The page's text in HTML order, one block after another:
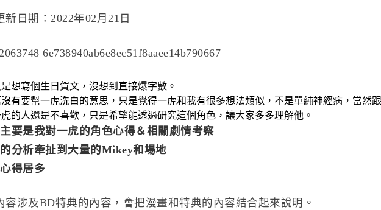
新日期：2022年02月21日
想寫個生日賀文，沒想到直接爆字數。
有要幫一虎洗白的意思，只是覺得一虎和我有很多想法類似，不是單純神經病，當然
的人還是不喜歡，只是希望能透過研究這個角色，讓大家多多理解他。
要是我對一虎的角色心得＆相關劇情考察
分析牽扯到大量的Mikey和場地
得居多
容涉及BD特典的內容，會把漫畫和特典的內容結合起來說明。